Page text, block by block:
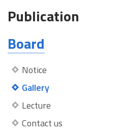
Publication
Board
Notice
Gallery
Lecture
Contact us